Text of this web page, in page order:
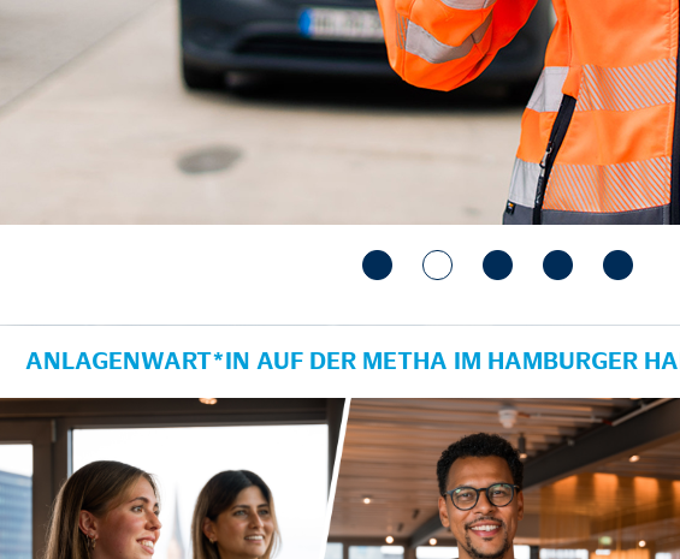
ANLAGENWART*IN AUF DER METHA IM HAMBURGER